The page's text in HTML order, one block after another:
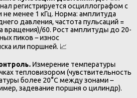
регистрируется осциллографом с
не менее 1 кГц. Норма: амплитуда
давления, частота пульсаций =
вращения)/60. Рост амплитуды до 20-
пиков – износ
или поршней. 📈
Измерение температуры
тепловизором (чувствительность
более 20°C между зонами –
задевание поршня о цилиндр).